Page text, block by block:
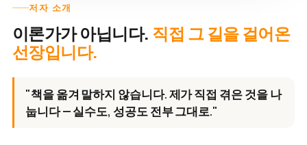
저자 소개
이론가가 아닙니다. 직접 그 길을 걸어온
선장입니다.
"책을 옮겨 말하지 않습니다. 제가 직접 겪은 것을 나
눕니다 — 실수도, 성공도 전부 그대로."